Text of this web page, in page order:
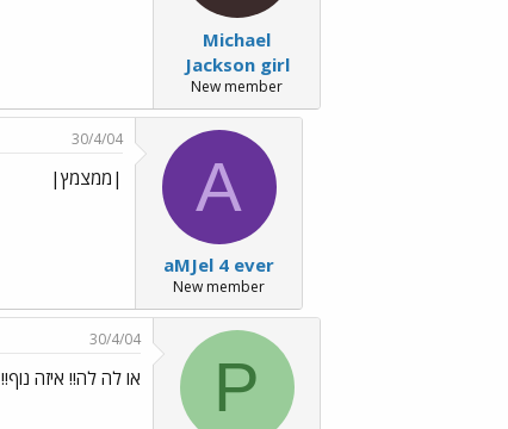
Michael
Jackson girl
New member
A
aMJel 4 ever
New member
30/4/04
|ממצמץ|
P
30/4/04
או לה לה!! איזה נוף!!